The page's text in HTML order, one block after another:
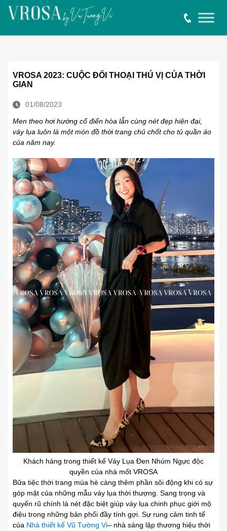
VROSA 2023: CUỘC ĐỐI THOẠI THÚ VỊ CỦA THỜI
GIAN
01/08/2023
Men theo hơi hướng cổ điển hòa lẫn cùng nét đẹp hiện đại,
váy lụa luôn là một món đồ thời trang chủ chốt cho tủ quần áo
của năm nay.
Khách hàng trong thiết kế Váy Lụa Đen Nhúm Ngực độc
quyền của nhà mốt VROSA
Bữa tiệc thời trang mùa hè càng thêm phần sôi động khi có sự
góp mặt của những mẫu váy lụa thời thượng. Sang trọng và
quyến rũ chính là nét đặc biệt giúp váy lụa chinh phục giới mộ
điệu trong những bản phối đầy tính gợi. Sự rung cảm tinh tế
của Nhà thiết kế Vũ Tường Vi– nhà sáng lập thương hiệu thời